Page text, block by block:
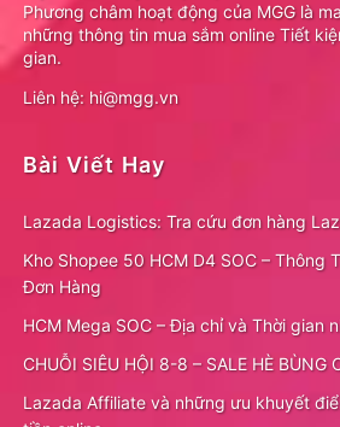
Phương châm hoạt động của MGG là
những thông tin mua sắm online Tiết
gian.
Liên hệ: hi@mgg.vn
Bài Viết Hay
Lazada Logistics: Tra cứu đơn hàng
Kho Shopee 50 HCM D4 SOC – Thông
Đơn Hàng
HCM Mega SOC – Địa chỉ và Thời gian
CHUỖI SIÊU HỘI 8-8 – SALE HÈ BÙNG
Lazada Affiliate và những ưu khuyết